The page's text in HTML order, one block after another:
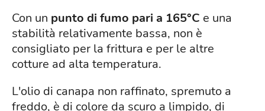
Con un punto di fumo pari a 165°C e una
stabilità relativamente bassa, non è
consigliato per la frittura e per le altre
cotture ad alta temperatura.
L'olio di canapa non raffinato, spremuto a
freddo, è di colore da scuro a limpido, di